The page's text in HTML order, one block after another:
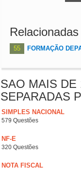
Relacionadas
55 FORMAÇÃO
SAO MAIS DE
SEPARADAS
SIMPLES NACIONAL
579 Questões
NF-E
320 Questões
NOTA FISCAL